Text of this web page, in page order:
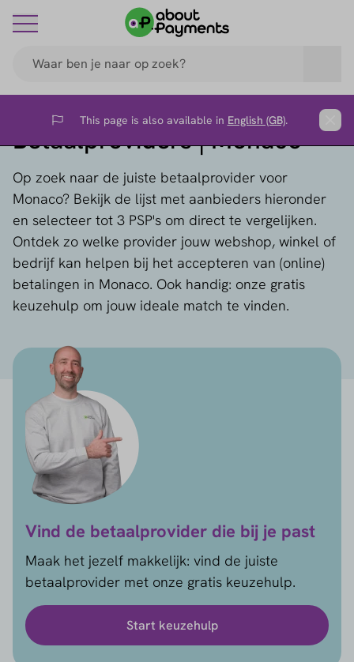
Flag This page is also available in English (GB).
Betaalproviders | Monaco
Op zoek naar de juiste betaalprovider voor
Monaco? Bekijk de lijst met aanbieders hieronder
en selecteer tot 3 PSP's om direct te vergelijken.
Ontdek zo welke provider jouw webshop, winkel of
bedrijf kan helpen bij het accepteren van (online)
betalingen in Monaco. Ook handig: onze gratis
keuzehulp om jouw ideale match te vinden.
Vind de betaalprovider die bij je past
Maak het jezelf makkelijk: vind de juiste
betaalprovider met onze gratis keuzehulp.
Start keuzehulp